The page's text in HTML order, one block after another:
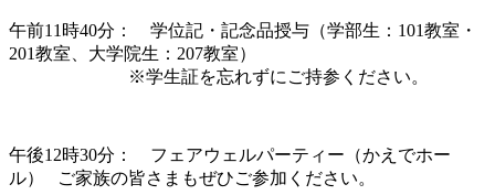
午前11時40分： 学位記・記念品授与（学部生：101教室・
201教室、大学院生：207教室）
※学生証を忘れずにご持参ください。
午後12時30分： フェアウェルパーティー（かえでホー
ル） ご家族の皆さまもぜひご参加ください。